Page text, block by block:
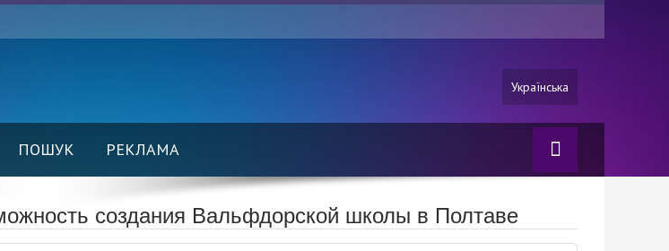
Українська
ПОШУК РЕКЛАМА
создания Вальфдорской школы в Полтаве